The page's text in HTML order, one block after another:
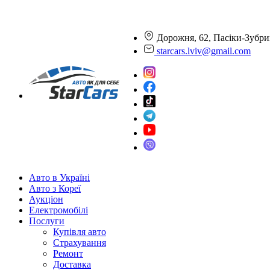
Дорожня, 62, Пасіки-
starcars.lviv@gmail.com
Авто в Україні
Авто з Кореї
Аукціон
Електромобілі
Послуги
Купівля авто
Страхування
Ремонт
Доставка